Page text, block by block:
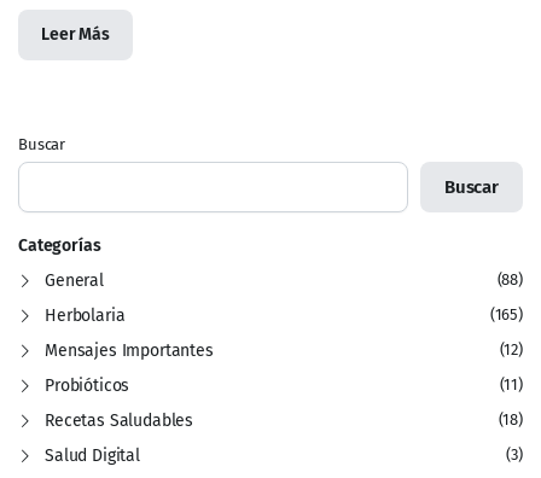
Leer Más
Buscar
Buscar
Categorías
General
(88)
Herbolaria (165)
Mensajes Importantes (12)
Probióticos (11)
Recetas Saludables (18)
Salud Digital (3)